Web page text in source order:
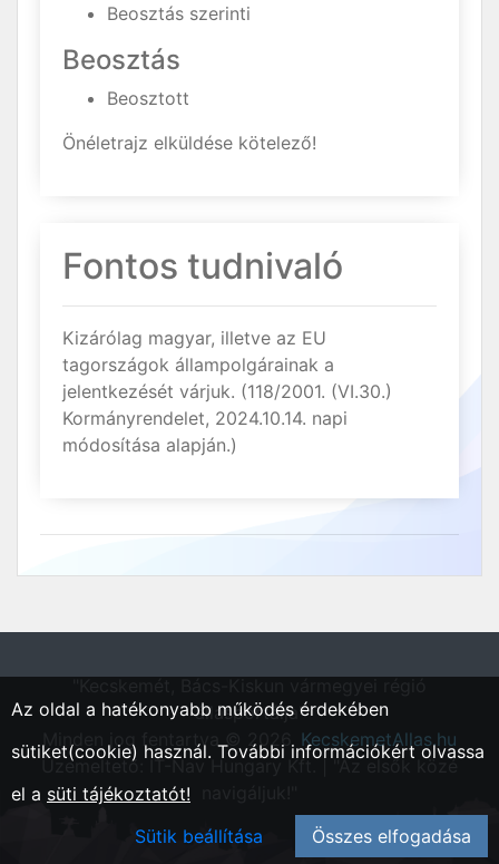
Beosztás szerinti
Beosztás
Beosztott
Önéletrajz elküldése kötelező!
Fontos tudnivaló
Kizárólag magyar, illetve az EU
tagországok állampolgárainak a
jelentkezését várjuk. (118/2001. (VI.30.)
Kormányrendelet, 2024.10.14. napi
módosítása alapján.)
állásportálja"
Minden jog fentartva © 2026. KecskemetAllas.hu
Üzemeltető: IT-Nav Hungary Kft. | "Az elsők közé
Az oldal a hatékonyabb működés érdekében
sütiket(cookie) használ. További információkért olvassa
el a süti tájékoztatót!
Sütik beállítása
Összes elfogadása